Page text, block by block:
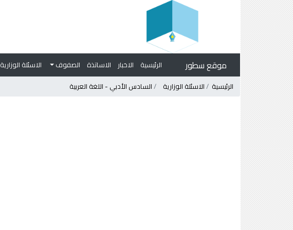
موقع سطور الرئيسية الاخبار الاساتذة الصفوف الاسئلة الوزارية
الرئيسية
الاسئلة الوزارية السادس الأدبي - اللغة العربية